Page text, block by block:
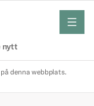
nytt
meny
denna webbplats.